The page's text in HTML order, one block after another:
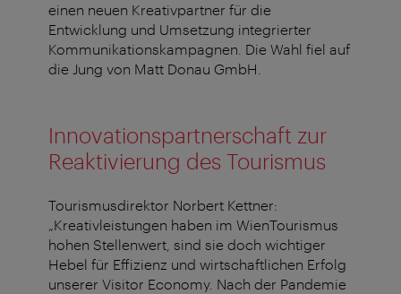
einen neuen Kreativpartner für die
Entwicklung und Umsetzung integrierter
Kommunikationskampagnen. Die Wahl fiel auf
die Jung von Matt Donau GmbH.
Innovationspartnerschaft zur
Reaktivierung des Tourismus
Tourismusdirektor Norbert Kettner:
„Kreativleistungen haben im WienTourismus
hohen Stellenwert, sind sie doch wichtiger
Hebel für Effizienz und wirtschaftlichen Erfolg
unserer Visitor Economy. Nach der Pandemie